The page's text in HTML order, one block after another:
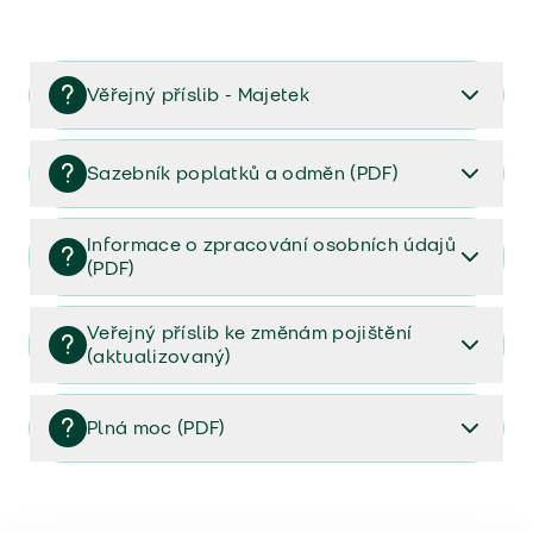
Věřejný příslib - Majetek
Věřejný příslib majetek 2023
Sazebník poplatků a odměn (PDF)
Sazebník poplatků a odměn (PDF)
Informace o zpracování osobních údajů
(PDF)
Informace o zpracování osobních údajů (PDF)
Veřejný příslib ke změnám pojištění
(aktualizovaný)
Veřejný příslib ke změnám pojištění (aktualizovaný)
Plná moc (PDF)